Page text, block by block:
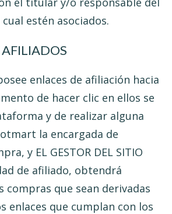
estén asociados.
enlaces de afiliación hacia
de hacer clic en ellos se
y de realizar alguna
la encargada de
y EL GESTOR DEL SITIO
de afiliado, obtendrá
compras que sean derivadas
enlaces que cumplan con los